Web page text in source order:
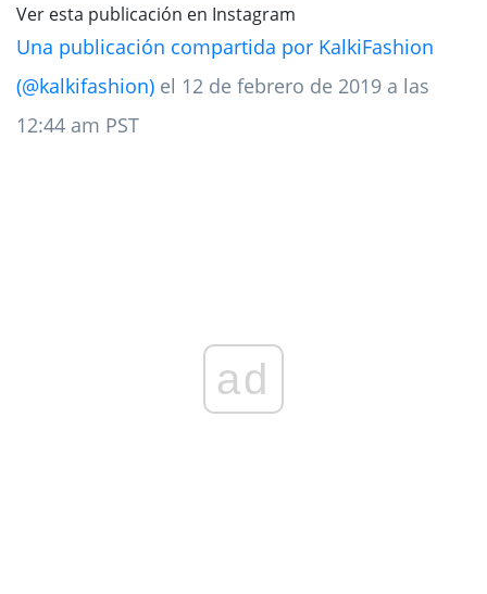
Ver esta publicación en Instagram
Una publicación compartida por KalkiFashion
(@kalkifashion) el 12 de febrero de 2019 a las
12:44 am PST
ad